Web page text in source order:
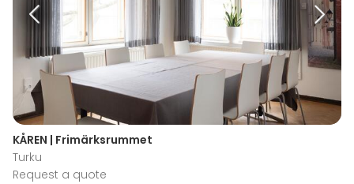
KÅREN | Frimärksrummet
Turku
Request a quote